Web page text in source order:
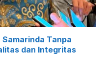
Tanpa
dan Integritas